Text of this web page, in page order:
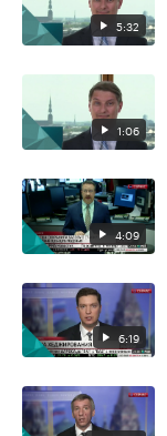
5:32
1:06
4:09
6:19